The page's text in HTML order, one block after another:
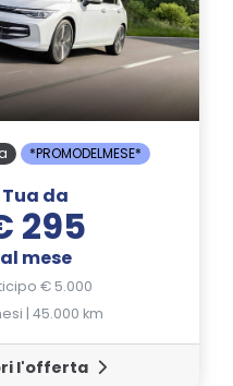
*PROMODELMESE*
Tua da
295
al mese
€ 5.000
| 45.000 km
l'offerta